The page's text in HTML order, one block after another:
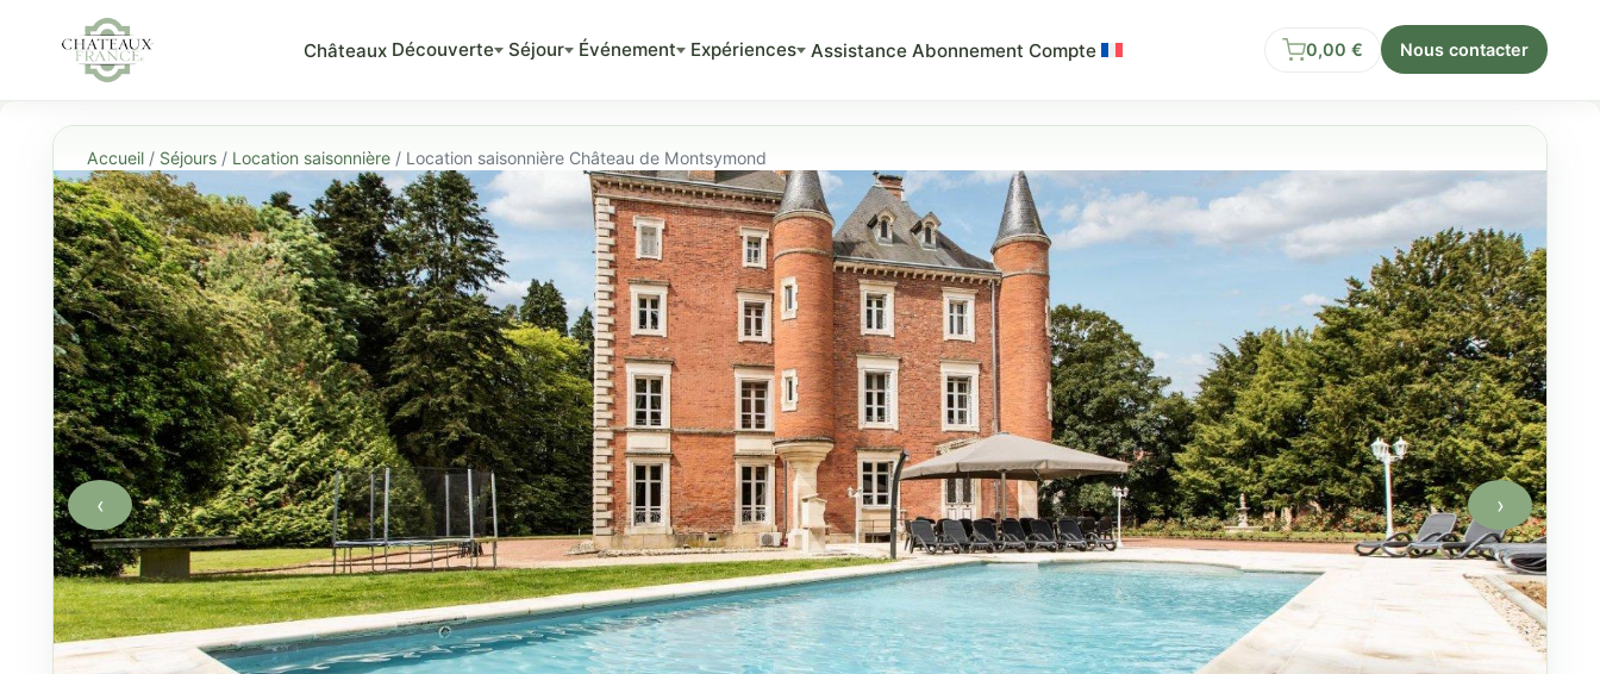
Châteaux Découverte Séjour Événement Expériences Assistance Abonnement Compte 0,00 € Nous contacter
Accueil / Séjours / Location saisonnière / Location saisonnière Château de Montsymond
‹ ›